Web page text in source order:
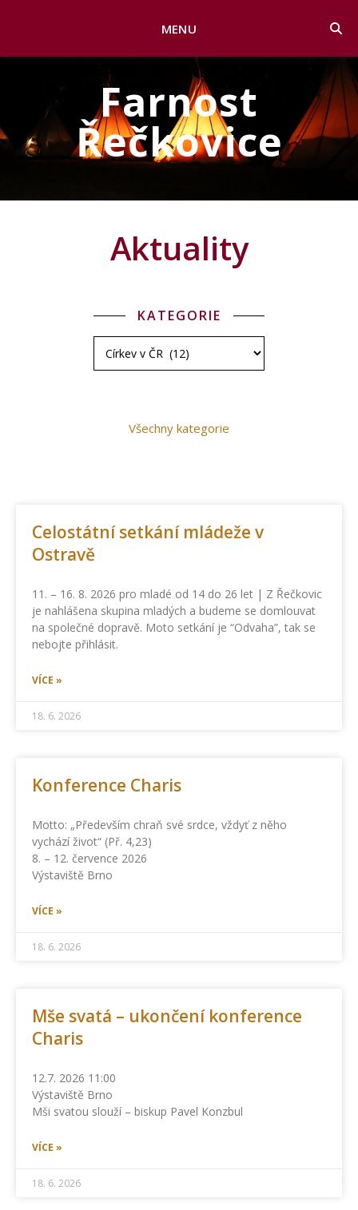
MENU
Farnost
Řečkovice
Aktuality
KATEGORIE
Všechny kategorie
Celostátní setkání mládeže v
Ostravě
11. – 16. 8. 2026 pro mladé od 14 do 26 let | Z Řečkovic
je nahlášena skupina mladých a budeme se domlouvat
na společné dopravě. Moto setkání je “Odvaha”, tak se
nebojte přihlásit.
VÍCE »
18. 6. 2026
Konference Charis
Motto: „Především chraň své srdce, vždyť z něho
vychází život“ (Př. 4,23)
8. – 12. července 2026
Výstaviště Brno
VÍCE »
18. 6. 2026
Mše svatá – ukončení konference
Charis
12.7. 2026 11:00
Výstaviště Brno
Mši svatou slouží – biskup Pavel Konzbul
VÍCE »
18. 6. 2026